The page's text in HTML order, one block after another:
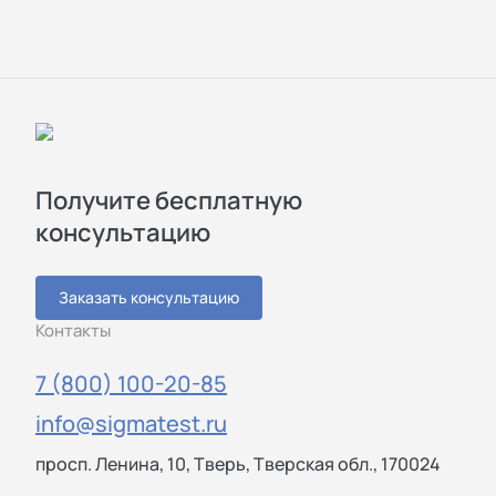
Получите бесплатную
консультацию
Заказать консультацию
Контакты
7 (800) 100-20-85
info@sigmatest.ru
просп. Ленина, 10, Тверь, Тверская обл., 170024